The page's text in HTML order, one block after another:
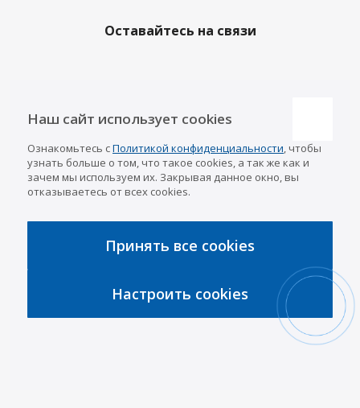
Оставайтесь на связи
Наши контакты
Казань
8 (843) 207-03-08
Уфа
8 (347) 258-84-87
8 (8352) 38-88-37
Интернет-магазин
info@a-pricep.ru
Наш сайт использует cookies
Ознакомьтесь сПолитикой конфиденциальности, чтобы
узнать больше о том, что такое cookies, а так же как и
зачем мы используем их. Закрывая данное окно, вы
отказываетесь от всех cookies.
Принять все cookies
Настроить cookies